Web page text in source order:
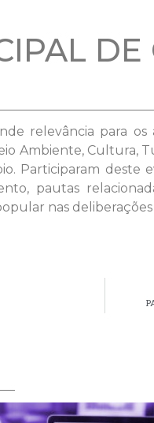
relevância para
Ambiente, Cultura,
Participaram
pautas
nas deliberações